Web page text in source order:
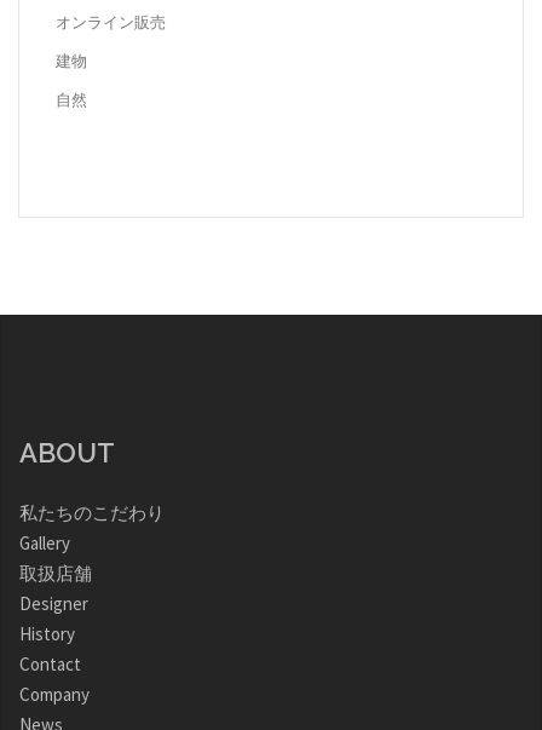
オンライン販売
建物
自然
ABOUT
私たちのこだわり
Gallery
取扱店舗
Designer
History
Contact
Company
News